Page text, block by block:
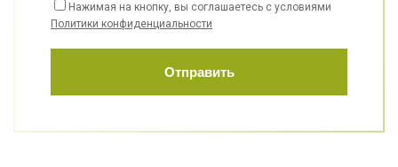
Нажимая на кнопку, вы соглашаетесь с условиями
Политики конфиденциальности
Отправить